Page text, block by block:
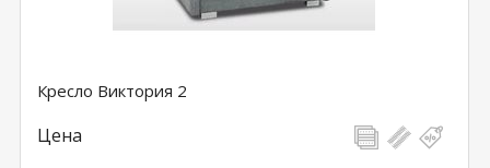
Кресло Виктория 2
Цена